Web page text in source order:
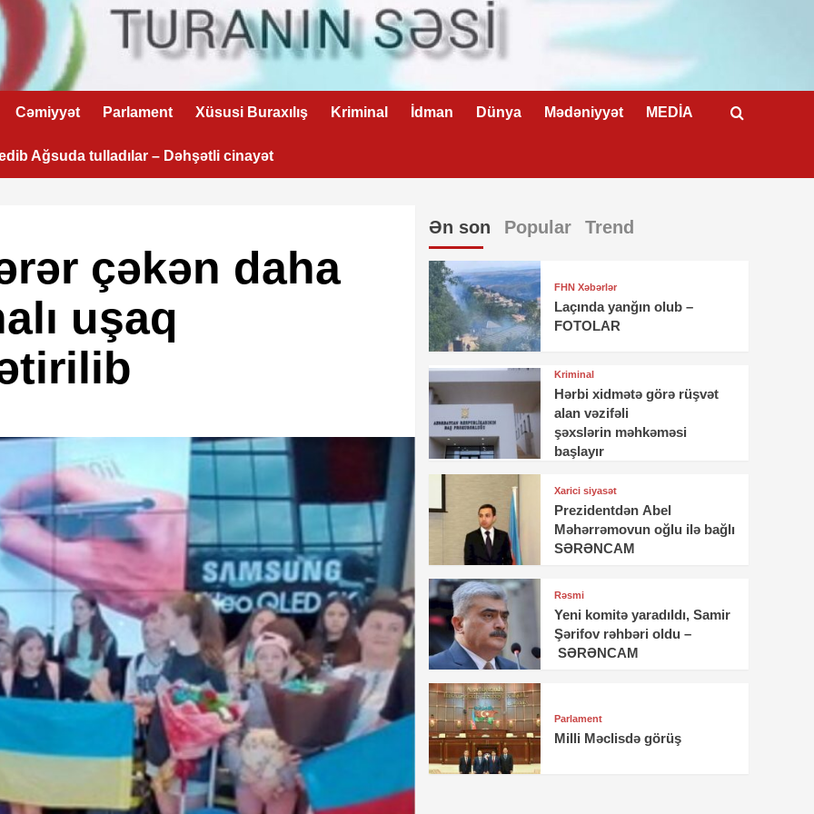
Cəmiyyət Parlament Xüsusi Buraxılış Kriminal İdman Dünya Mədəniyyət MEDİA
Ağsuda tulladılar – Dəhşətli cinayət
çəkən daha
uşaq
Ən son Popular Trend
FHN Xəbərlər
Laçında yanğın olub –
FOTOLAR
Kriminal
Hərbi xidmətə görə rüşvət
alan vəzifəli
şəxslərin məhkəməsi
başlayır
Xarici siyasət
Prezidentdən Abel
Məhərrəmovun oğlu ilə bağlı
SƏRƏNCAM
Rəsmi
Yeni komitə yaradıldı, Samir
Şərifov rəhbəri oldu –
SƏRƏNCAM
Parlament
Milli Məclisdə görüş